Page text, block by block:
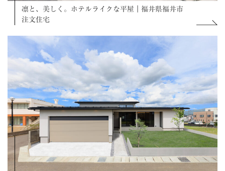
凛と、美しく。ホテルライクな平屋｜福井県福井市
注文住宅